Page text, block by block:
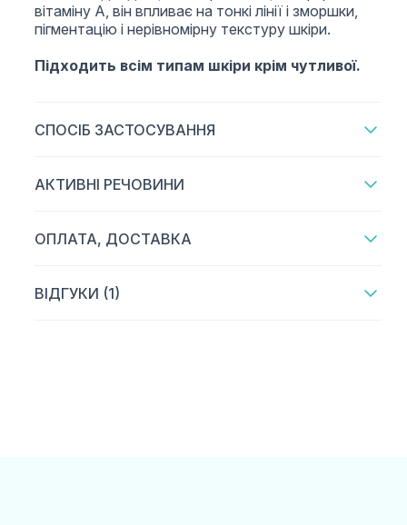
вітаміну А, він впливає на тонкі лінії і зморшки,
пігментацію і нерівномірну текстуру шкіри.
Підходить всім типам шкіри крім чутливої.
СПОСІБ ЗАСТОСУВАННЯ
АКТИВНІ РЕЧОВИНИ
ОПЛАТА, ДОСТАВКА
ВІДГУКИ (1)